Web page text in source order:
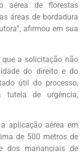
aérea de florestas
áreas de bordadura
afirmou em sua
a solicitação não
do direito e do
útil do processo,
tutela de urgência,
aplicação aérea em
de 500 metros de
dos mananciais de